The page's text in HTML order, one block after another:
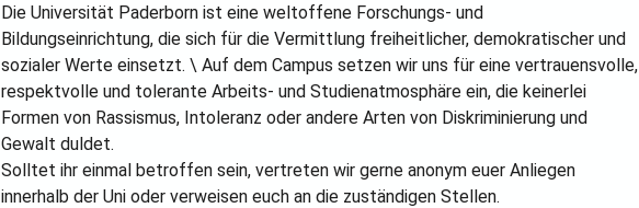
Die Universität Paderborn ist eine weltoffene Forschungs- und
Bildungseinrichtung, die sich für die Vermittlung freiheitlicher, demokratischer und
sozialer Werte einsetzt. \ Auf dem Campus setzen wir uns für eine vertrauensvolle,
respektvolle und tolerante Arbeits- und Studienatmosphäre ein, die keinerlei
Formen von Rassismus, Intoleranz oder andere Arten von Diskriminierung und
Gewalt duldet.
Solltet ihr einmal betroffen sein, vertreten wir gerne anonym euer Anliegen
innerhalb der Uni oder verweisen euch an die zuständigen Stellen.